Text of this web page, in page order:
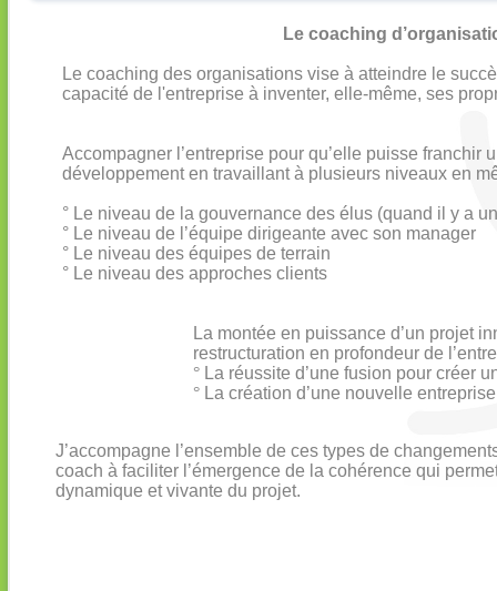
Le coaching
Le coaching des organisations vise à atteindre le
capacité de l'entreprise à inventer, elle-même, ses
Accompagner l’entreprise pour qu’elle puisse franchir
développement en travaillant à plusieurs niveaux en
° Le niveau de la gouvernance des élus (quand il y a
° Le niveau de l’équipe dirigeante avec son manager
° Le niveau des équipes de terrain
° Le niveau des approches clients
La montée en puissance d’un projet
restructuration en profondeur de
° La réussite d’une fusion pour créer
° La création d’une nouvelle entreprise
J’accompagne l’ensemble de ces types de
coach à faciliter l’émergence de la cohérence qui
dynamique et vivante du projet.